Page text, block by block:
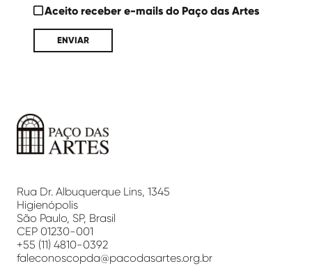
Aceito receber e-mails do Paço das Artes
Artes
Rua Dr. Albuquerque Lins, 1345
Higienópolis
São Paulo, SP, Brasil
CEP 01230-001
+55 (11) 4810-0392
faleconoscopda@pacodasartes.org.br